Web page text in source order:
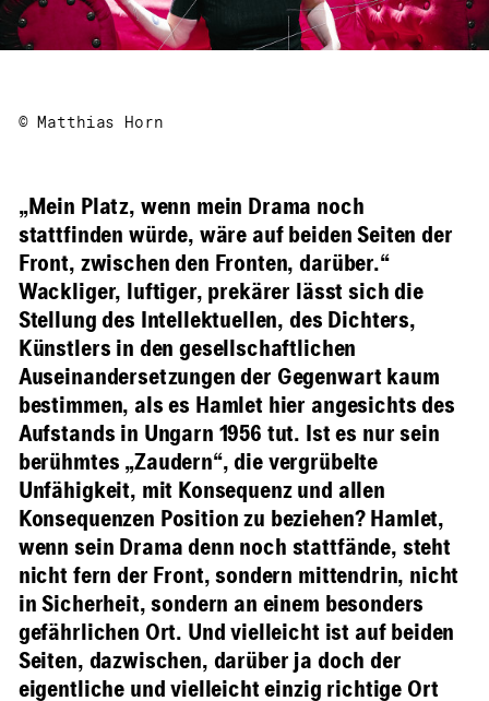
© Matthias Horn
„Mein Platz, wenn mein Drama noch
stattfinden würde, wäre auf beiden Seiten der
Front, zwischen den Fronten, darüber.“
Wackliger, luftiger, prekärer lässt sich die
Stellung des Intellektuellen, des Dichters,
Künstlers in den gesellschaftlichen
Auseinandersetzungen der Gegenwart kaum
bestimmen, als es Hamlet hier angesichts des
Aufstands in Ungarn 1956 tut. Ist es nur sein
berühmtes „Zaudern“, die vergrübelte
Unfähigkeit, mit Konsequenz und allen
Konsequenzen Position zu beziehen? Hamlet,
wenn sein Drama denn noch stattfände, steht
nicht fern der Front, sondern mittendrin, nicht
in Sicherheit, sondern an einem besonders
gefährlichen Ort. Und vielleicht ist auf beiden
Seiten, dazwischen, darüber ja doch der
eigentliche und vielleicht einzig richtige Ort